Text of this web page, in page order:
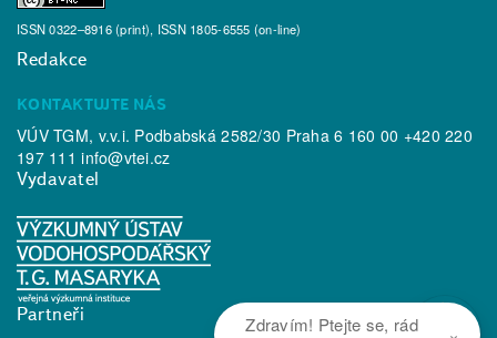
ISSN 0322–8916 (print), ISSN 1805-6555 (on-line)
Redakce
KONTAKTUJTE NÁS
VÚV TGM, v.v.i. Podbabská 2582/30 Praha 6 160 00 +420 220
197 111info@vtei.cz
Vydavatel
Partneři
Zdravím! Ptejte se, rád